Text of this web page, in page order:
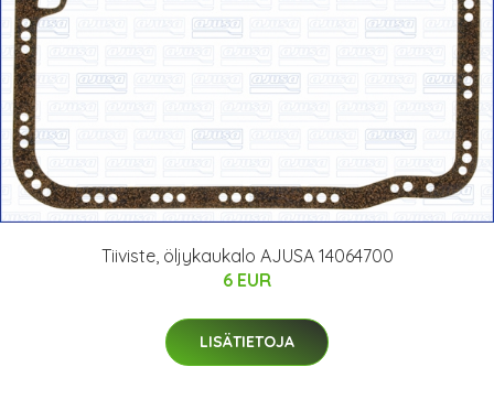
Tiiviste, öljykaukalo AJUSA 14064700
6 EUR
LISÄTIETOJA